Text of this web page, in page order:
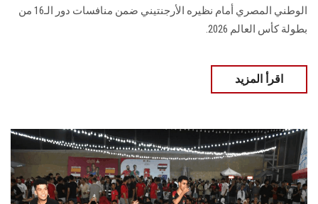
الوطني المصري أمام نظيره الأرجنتيني ضمن منافسات دور الـ16 من
بطولة كأس العالم 2026.
اقرأ المزيد